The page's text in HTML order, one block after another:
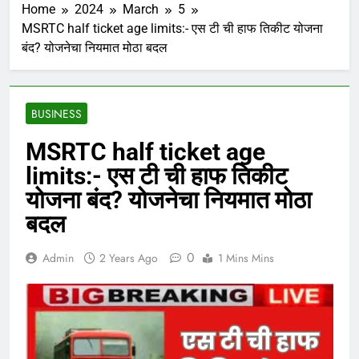
Home 2024 March
5
MSRTC half ticket age limits:- एस टी ची हाफ तिकीट योजना
बंद? योजनेचा नियमात मोठा बदल
BUSINESS
MSRTC half ticket age
limits:- एस टी ची हाफ तिकीट
योजना बंद? योजनेचा नियमात मोठा
बदल
Admin 2 Years Ago 0 1 Mins Mins